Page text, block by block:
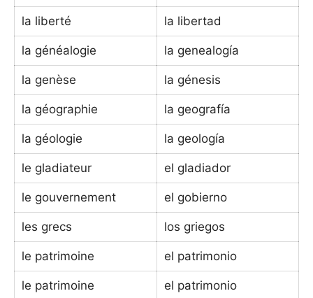
la liberté la libertad
la généalogie la genealogía
la genèse la génesis
la géographie la geografía
la géologie la geología
le gladiateur el gladiador
le gouvernement el gobierno
les grecs los griegos
le patrimoine el patrimonio
le patrimoine el patrimonio